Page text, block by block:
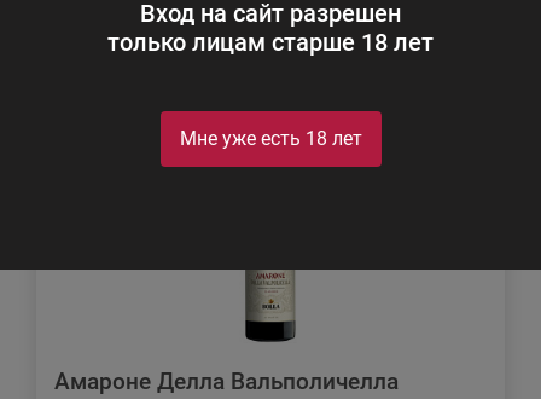
Вход на сайт разрешен
только лицам старше 18 лет
Мне уже есть 18 лет
Сортировка
Амароне Делла Вальполичелла